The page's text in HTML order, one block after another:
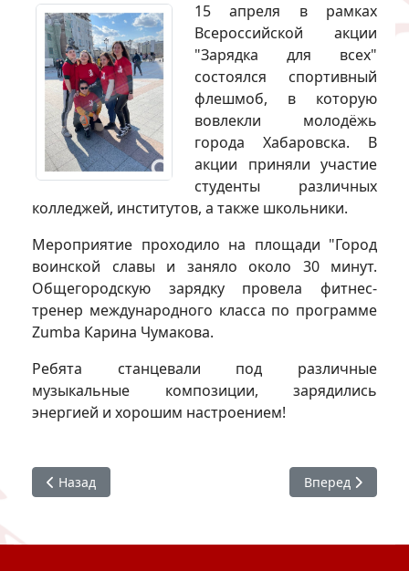
15 апреля в рамках
Всероссийской акции
"Зарядка для всех"
состоялся спортивный
флешмоб, в которую
вовлекли молодёжь
города Хабаровска. В
акции приняли участие
студенты различных
колледжей, институтов, а также школьники.
Мероприятие проходило на площади "Город
воинской славы и заняло около 30 минут.
Общегородскую зарядку провела фитнес-
тренер международного класса по программе
Zumba Карина Чумакова.
Ребята станцевали под различные
музыкальные композиции, зарядились
энергией и хорошим настроением!
Предыдущий: Национальный день донора
Назад Следующий:
Вперед